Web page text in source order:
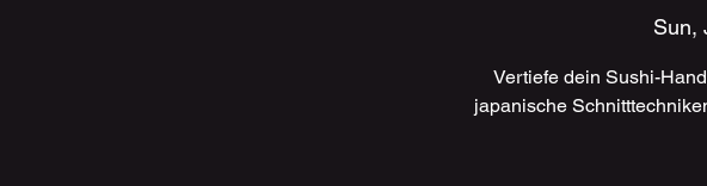
Sun,
Vertiefe dein Sushi-
japanische